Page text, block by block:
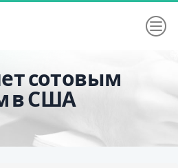
сотовым
в США